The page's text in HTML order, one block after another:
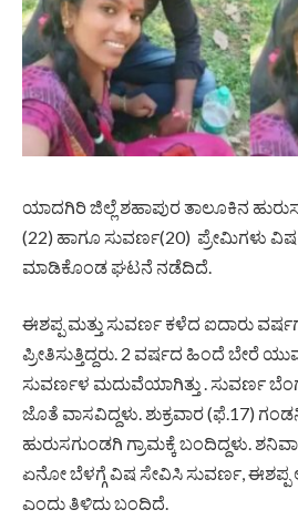
ಯಾದಗಿರಿ ಜಿಲ್ಲೆ ಶಹಾಪುರ ತಾಲೂಕಿನ
(22) ಹಾಗೂ ಸುವರ್ಣ(20) ಪ್ರೇಮಿಗಳು ವಿಷ
ಮಾಡಿಕೊಂಡ ಘಟನೆ ನಡೆದಿದೆ.
ಈಶಪ್ಪ ಮತ್ತು ಸುವರ್ಣ ಕಳೆದ ಐದಾರು
ಪ್ರೀತಿಸುತ್ತಿದ್ದರು. 2 ವರ್ಷದ ಹಿಂದೆ ಬೇರೆ
ಸುವರ್ಣಳ ಮದುವೆಯಾಗಿತ್ತು . ಸುವರ್ಣ
ಜೊತೆ ವಾಸವಿದ್ದಳು. ಶುಕ್ರವಾರ (ಫೆ.17)
ಹುರುಸಗುಂಡಗಿ ಗ್ರಾಮಕ್ಕೆ ಬಂದಿದ್ದಳು.
ಏನೋ ಬೆಳಗ್ಗೆ ವಿಷ ಸೇವಿಸಿ ಸುವರ್ಣ, ಈಶಪ್ಪ
ಎಂದು ತಿಳಿದು ಬಂದಿದೆ.